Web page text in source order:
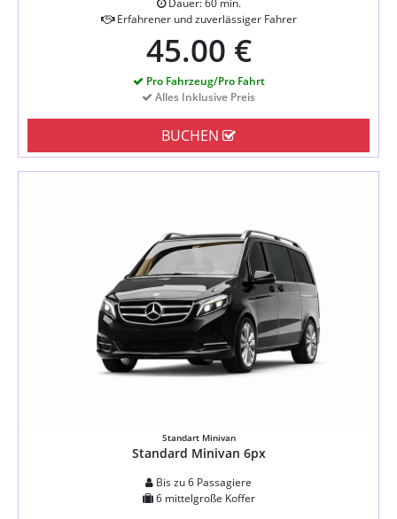
Erfahrener und zuverlässiger Fahrer
45.00 €
Pro Fahrzeug/Pro Fahrt
Alles Inklusive Preis
BUCHEN
Standart Minivan
Standard Minivan 6px
Bis zu 6 Passagiere
6 mittelgroße Koffer